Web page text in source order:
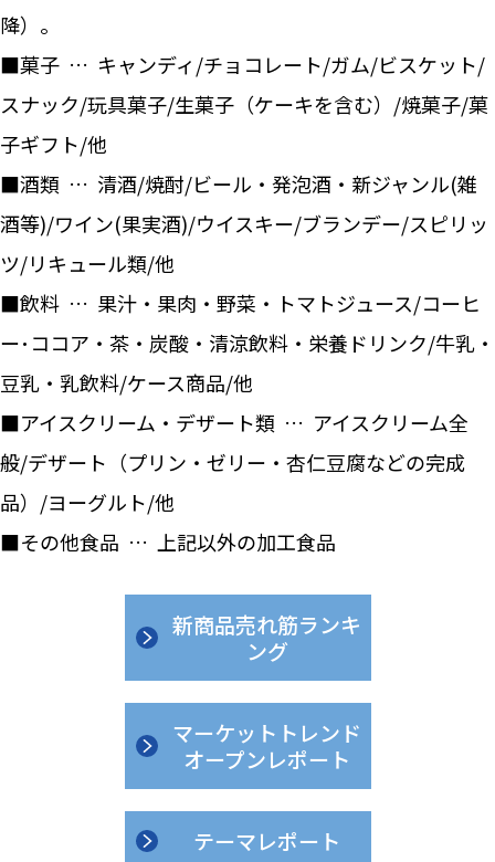
降）。
■菓子 … キャンディ/チョコレート/ガム/ビスケット/
スナック/玩具菓子/生菓子（ケーキを含む）/焼菓子/菓
子ギフト/他
■酒類 … 清酒/焼酎/ビール・発泡酒・新ジャンル(雑
酒等)/ワイン(果実酒)/ウイスキー/ブランデー/スピリッ
ツ/リキュール類/他
■飲料 … 果汁・果肉・野菜・トマトジュース/コーヒ
ー･ココア・茶・炭酸・清涼飲料・栄養ドリンク/牛乳・
豆乳・乳飲料/ケース商品/他
■アイスクリーム・デザート類 … アイスクリーム全
般/デザート（プリン・ゼリー・杏仁豆腐などの完成
品）/ヨーグルト/他
■その他食品 … 上記以外の加工食品
新商品売れ筋ランキ
ング
マーケットトレンド
オープンレポート
テーマレポート